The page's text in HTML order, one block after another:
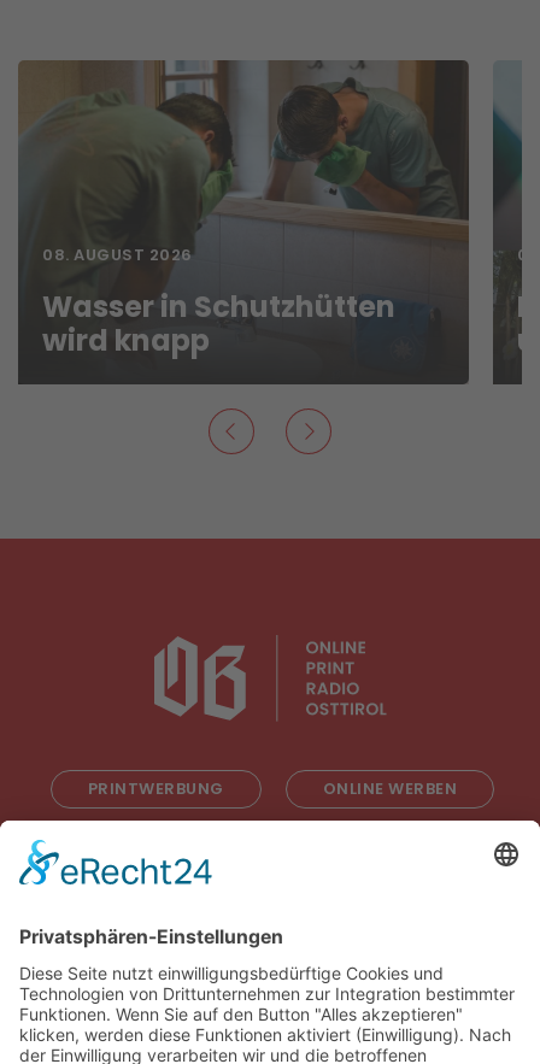
08. AUGUST 2026
Wasser in Schutzhütten
wird knapp
PRINTWERBUNG ONLINE WERBEN